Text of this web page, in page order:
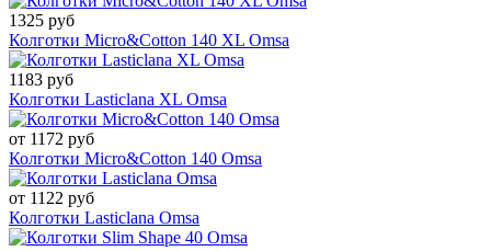
1325 руб
Колготки Micro&Cotton 140 XL Omsa
1183 руб
Колготки Lasticlana XL Omsa
от 1172 руб
Колготки Micro&Cotton 140 Omsa
от 1122 руб
Колготки Lasticlana Omsa